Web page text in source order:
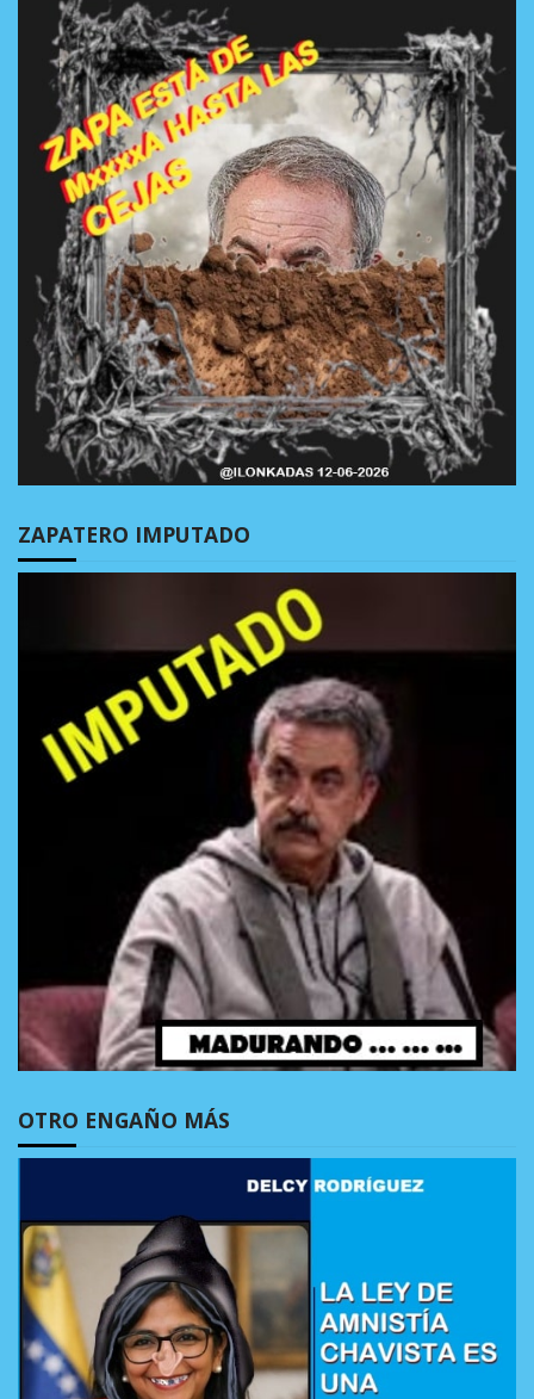
ZAPATERO IMPUTADO
OTRO ENGAÑO MÁS